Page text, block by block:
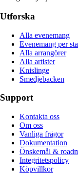
Utforska
Alla evenemang
Evenemang per
Alla arrangörer
Alla artister
Knislinge
Smedjebacken
Support
Kontakta oss
Om oss
Vanliga frågor
Dokumentation
Önskemål &
Integritetspolicy
Köpvillkor